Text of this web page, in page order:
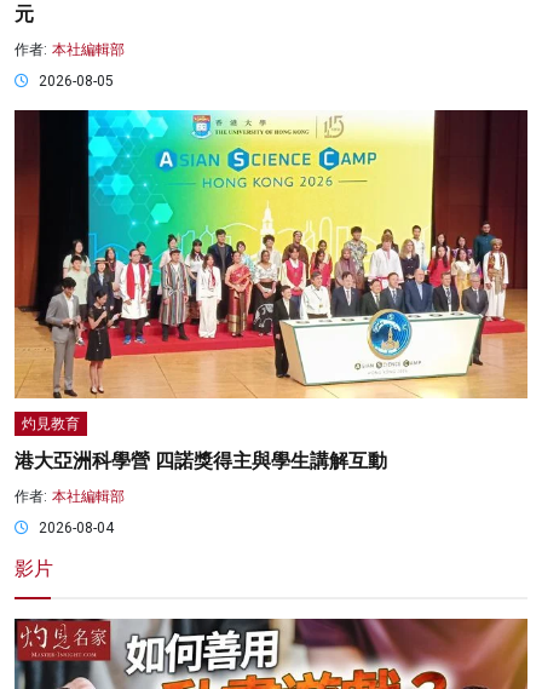
元
作者: 本社編輯部
2026-08-05
灼見教育
港大亞洲科學營 四諾獎得主與學生講解互動
作者: 本社編輯部
2026-08-04
影片